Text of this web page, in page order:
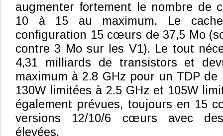
augmenter fortement le nombre de
10 à 15 au maximum. Le
configuration 15 cœurs de 37,5 Mo
contre 3 Mo sur les V1). Le tout
4,31 milliards de transistors et
maximum à 2.8 GHz pour un TDP de
130W limitées à 2.5 GHz et 105W
également prévues, toujours en 15
versions 12/10/6 cœurs avec
élevées.